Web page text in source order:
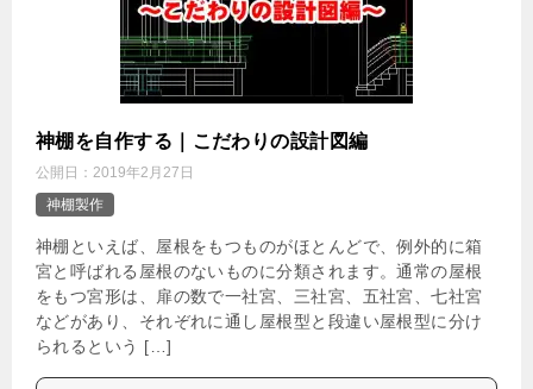
神棚を自作する｜こだわりの設計図編
公開日： 2019年2月27日
神棚製作
神棚といえば、屋根をもつものがほとんどで、例外的に箱
宮と呼ばれる屋根のないものに分類されます。通常の屋根
をもつ宮形は、扉の数で一社宮、三社宮、五社宮、七社宮
などがあり、それぞれに通し屋根型と段違い屋根型に分け
られるという […]